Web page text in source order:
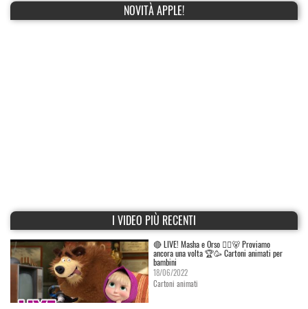
NOVITÀ APPLE!
I VIDEO PIÙ RECENTI
🔴 LIVE! Masha e Orso 👱‍♀️🐻 Proviamo
ancora una volta 🏆🥳 Cartoni animati per
bambini
18/06/2022
Cartoni animati